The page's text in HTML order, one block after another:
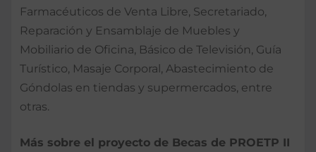
Farmacéuticos de Venta Libre, Secretariado,
Reparación y Ensamblaje de Muebles y
Mobiliario de Oficina, Básico de Televisión, Guía
Turístico, Masaje Corporal, Abastecimiento de
Góndolas en tiendas y supermercados, entre
otras.
Más sobre el proyecto de Becas de PROETP II